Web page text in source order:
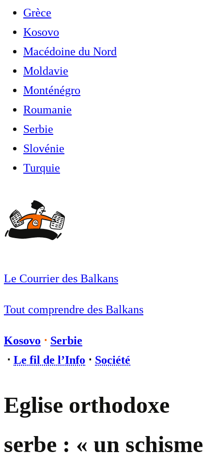
Grèce
Kosovo
Macédoine du Nord
Moldavie
Monténégro
Roumanie
Serbie
Slovénie
Turquie
Le Courrier des Balkans
Tout comprendre des Balkans
Kosovo ⋅ Serbie
⋅ Le fil de l’Info ⋅ Société
Eglise orthodoxe
serbe : « un schisme